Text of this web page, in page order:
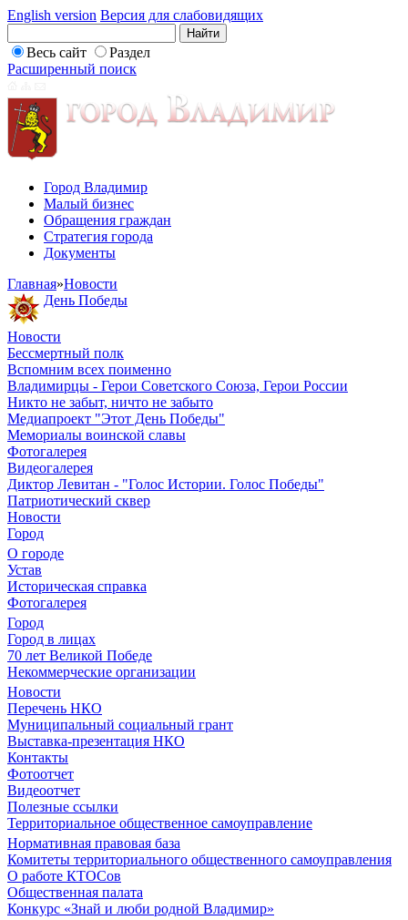
English version Версия для слабовидящих
Весь сайт
Раздел
Расширенный поиск
Город Владимир
Малый бизнес
Обращения граждан
Стратегия города
Документы
Главная»Новости
День Победы
Новости
Бессмертный полк
Вспомним всех поименно
Владимирцы - Герои Советского Союза, Герои России
Никто не забыт, ничто не забыто
Медиапроект "Этот День Победы"
Мемориалы воинской славы
Фотогалерея
Видеогалерея
Диктор Левитан - "Голос Истории. Голос Победы"
Патриотический сквер
Новости
Город
О городе
Устав
Историческая справка
Фотогалерея
Город
Город в лицах
70 лет Великой Победе
Некоммерческие организации
Новости
Перечень НКО
Муниципальный социальный грант
Выставка-презентация НКО
Контакты
Фотоотчет
Видеоотчет
Полезные ссылки
Территориальное общественное самоуправление
Нормативная правовая база
Комитеты территориального общественного самоуправления
О работе КТОСов
Общественная палата
Конкурс «Знай и люби родной Владимир»